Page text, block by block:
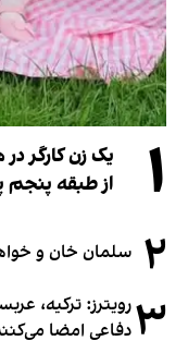
۱
یک زن کارگر
از طبقه پنجم
۲ سلمان خان و
۳رویترز: ترکیه،
دفاعی امضا